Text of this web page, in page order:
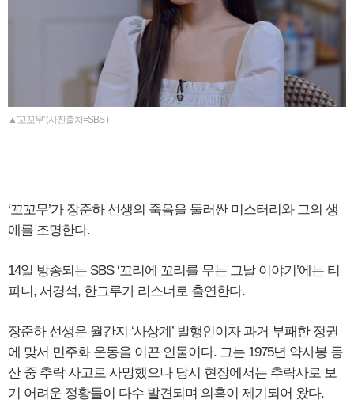
▲'꼬꼬무' (사진출처=SBS )
‘꼬꼬무’가 장준하 선생의 죽음을 둘러싼 미스터리와 그의 생
애를 조명한다.
14일 방송되는 SBS ‘꼬리에 꼬리를 무는 그날 이야기’에는 티
파니, 서경석, 한그루가 리스너로 출연한다.
장준하 선생은 월간지 ‘사상계’ 발행인이자 과거 부패한 정권
에 맞서 민주화 운동을 이끈 인물이다. 그는 1975년 약사봉 등
산 중 추락 사고로 사망했으나 당시 현장에서는 추락사로 보
기 어려운 정황들이 다수 발견되며 의혹이 제기되어 왔다.